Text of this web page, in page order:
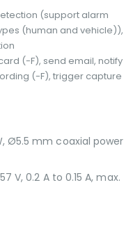
(support alarm
(human and vehicle)),
(-F), send email, notify
(-F), trigger capture
Ø5.5 mm coaxial power
V, 0.2 A to 0.15 A, max.